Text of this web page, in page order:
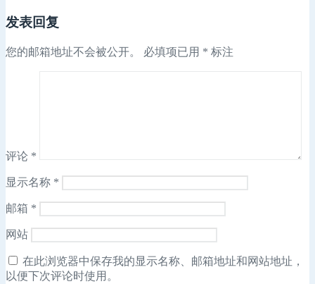
发表回复
您的邮箱地址不会被公开。 必填项已用 * 标注
评论 *
显示名称 *
邮箱 *
网站
在此浏览器中保存我的显示名称、邮箱地址和网站地址，
以便下次评论时使用。